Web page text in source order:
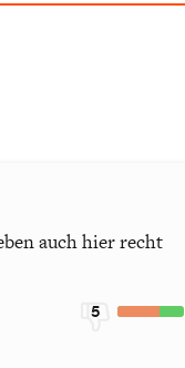
auch hier recht
5